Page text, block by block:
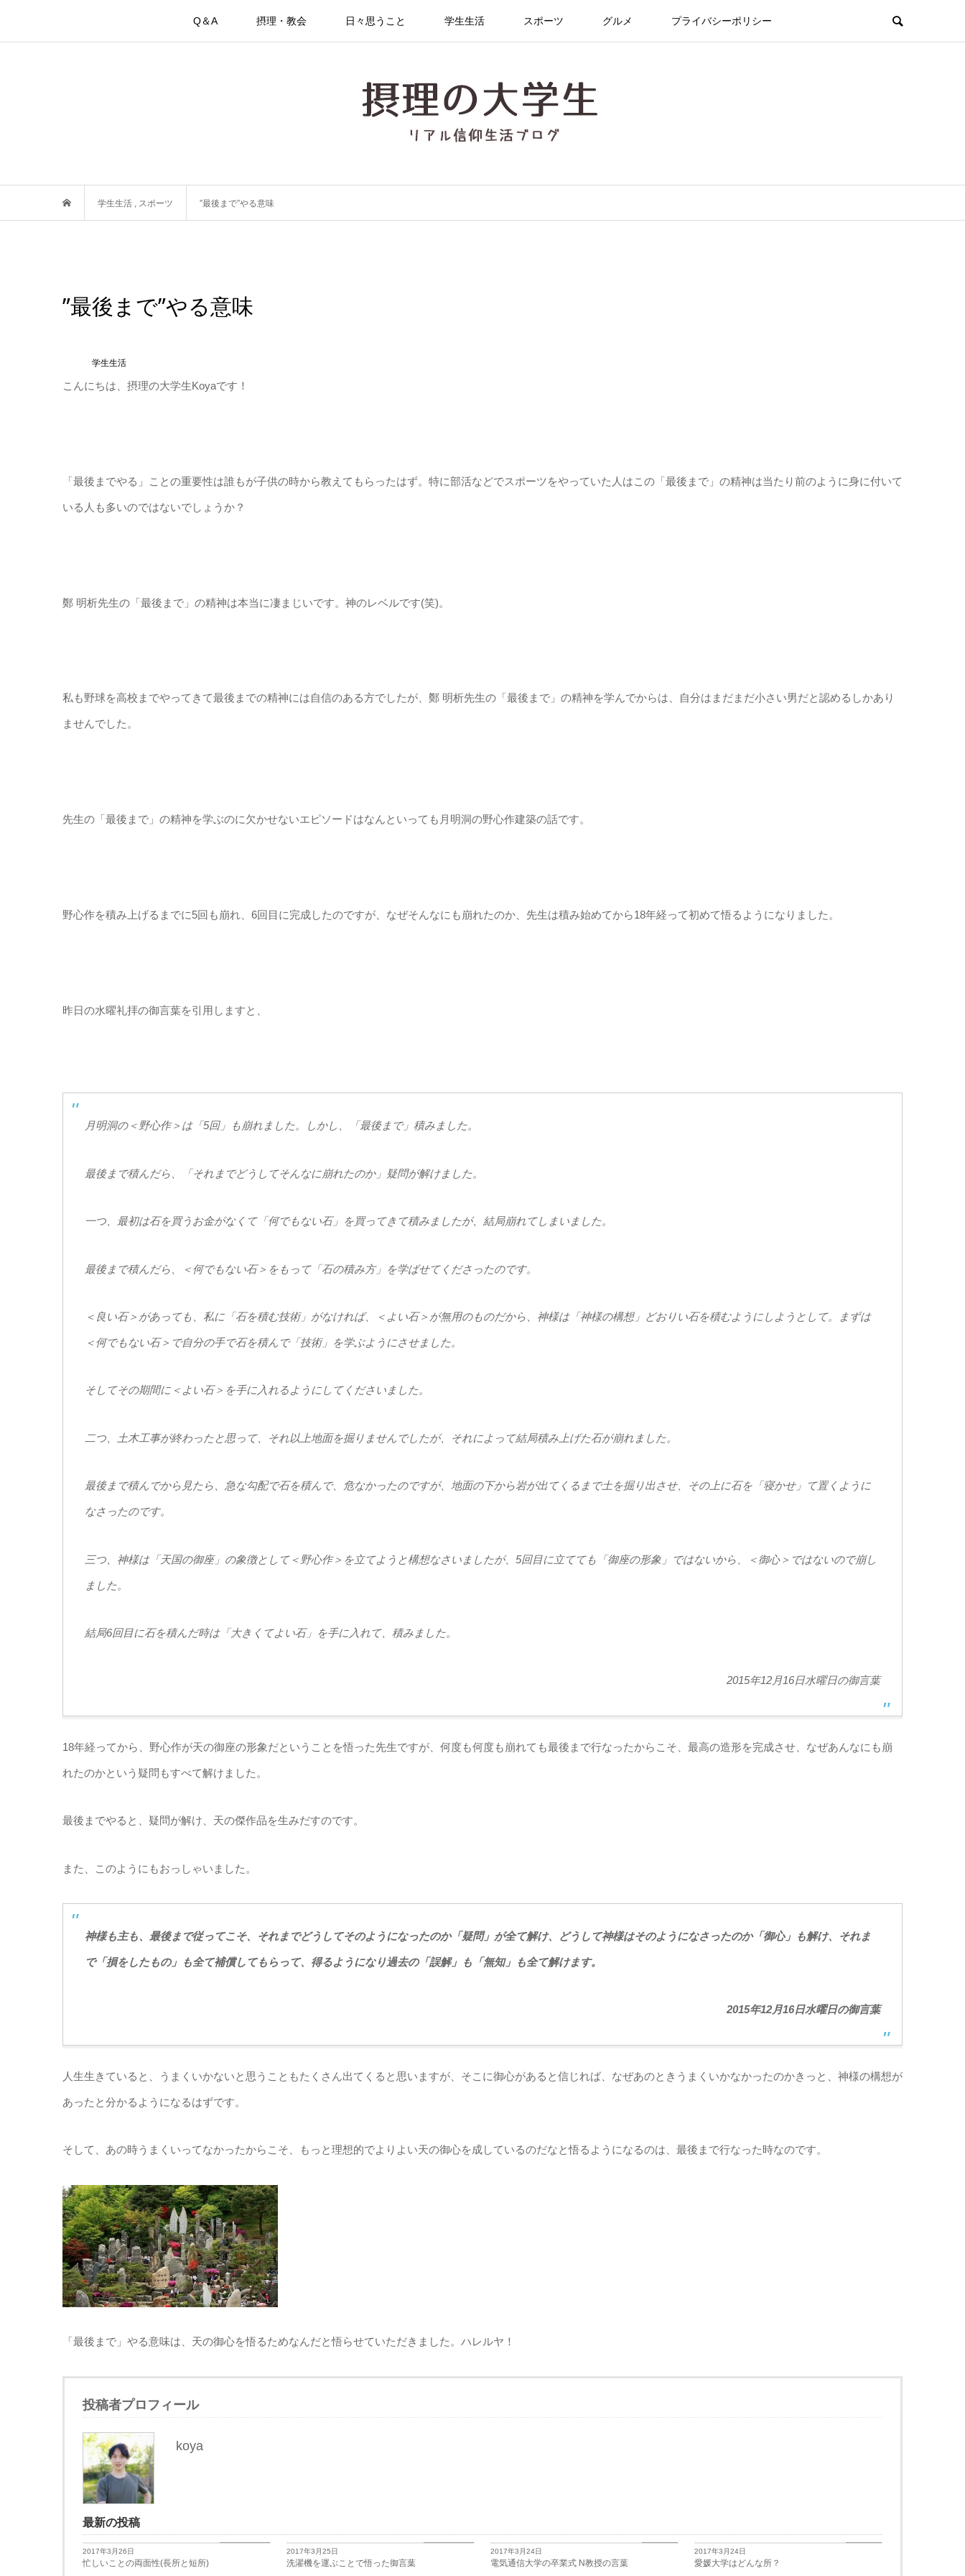
Q＆A 摂理・教会 日々思うこと 学生生活 スポーツ グルメ プライバシーポリシー
学生生活 , スポーツ ”最後まで”やる意味
”最後まで”やる意味
学生生活
こんにちは、摂理の大学生Koyaです！
「最後までやる」ことの重要性は誰もが子供の時から教えてもらったはず。特に部活などでスポーツをやっていた人はこの「最後まで」の精神は当たり前のように身に付いて
いる人も多いのではないでしょうか？
鄭 明析先生の「最後まで」の精神は本当に凄まじいです。神のレベルです(笑)。
私も野球を高校までやってきて最後までの精神には自信のある方でしたが、鄭 明析先生の「最後まで」の精神を学んでからは、自分はまだまだ小さい男だと認めるしかあり
ませんでした。
先生の「最後まで」の精神を学ぶのに欠かせないエピソードはなんといっても月明洞の野心作建築の話です。
野心作を積み上げるまでに5回も崩れ、6回目に完成したのですが、なぜそんなにも崩れたのか、先生は積み始めてから18年経って初めて悟るようになりました。
昨日の水曜礼拝の御言葉を引用しますと、
月明洞の＜野心作＞は「5回」も崩れました。しかし、「最後まで」積みました。
最後まで積んだら、「それまでどうしてそんなに崩れたのか」疑問が解けました。
一つ、最初は石を買うお金がなくて「何でもない石」を買ってきて積みましたが、結局崩れてしまいました。
最後まで積んだら、＜何でもない石＞をもって「石の積み方」を学ばせてくださったのです。
＜良い石＞があっても、私に「石を積む技術」がなければ、＜よい石＞が無用のものだから、神様は「神様の構想」どおりい石を積むようにしようとして。まずは
＜何でもない石＞で自分の手で石を積んで「技術」を学ぶようにさせました。
そしてその期間に＜よい石＞を手に入れるようにしてくださいました。
二つ、土木工事が終わったと思って、それ以上地面を掘りませんでしたが、それによって結局積み上げた石が崩れました。
最後まで積んでから見たら、急な勾配で石を積んで、危なかったのですが、地面の下から岩が出てくるまで土を掘り出させ、その上に石を「寝かせ」て置くように
なさったのです。
三つ、神様は「天国の御座」の象徴として＜野心作＞を立てようと構想なさいましたが、5回目に立てても「御座の形象」ではないから、＜御心＞ではないので崩し
ました。
結局6回目に石を積んだ時は「大きくてよい石」を手に入れて、積みました。
2015年12月16日水曜日の御言葉
18年経ってから、野心作が天の御座の形象だということを悟った先生ですが、何度も何度も崩れても最後まで行なったからこそ、最高の造形を完成させ、なぜあんなにも崩
れたのかという疑問もすべて解けました。
最後までやると、疑問が解け、天の傑作品を生みだすのです。
また、このようにもおっしゃいました。
神様も主も、最後まで従ってこそ、それまでどうしてそのようになったのか「疑問」が全て解け、どうして神様はそのようになさったのか「御心」も解け、それま
で「損をしたもの」も全て補償してもらって、得るようになり過去の「誤解」も「無知」も全て解けます。
2015年12月16日水曜日の御言葉
人生生きていると、うまくいかないと思うこともたくさん出てくると思いますが、そこに御心があると信じれば、なぜあのときうまくいかなかったのかきっと、神様の構想が
あったと分かるようになるはずです。
そして、あの時うまくいってなかったからこそ、もっと理想的でよりよい天の御心を成しているのだなと悟るようになるのは、最後まで行なった時なのです。
「最後まで」やる意味は、天の御心を悟るためなんだと悟らせていただきました。ハレルヤ！
投稿者プロフィール
koya
最新の投稿
2017年3月26日
忙しいことの両面性(長所と短所)
2017年3月25日
洗濯機を運ぶことで悟った御言葉
2017年3月24日
電気通信大学の卒業式 N教授の言葉
2017年3月24日
愛媛大学はどんな所？